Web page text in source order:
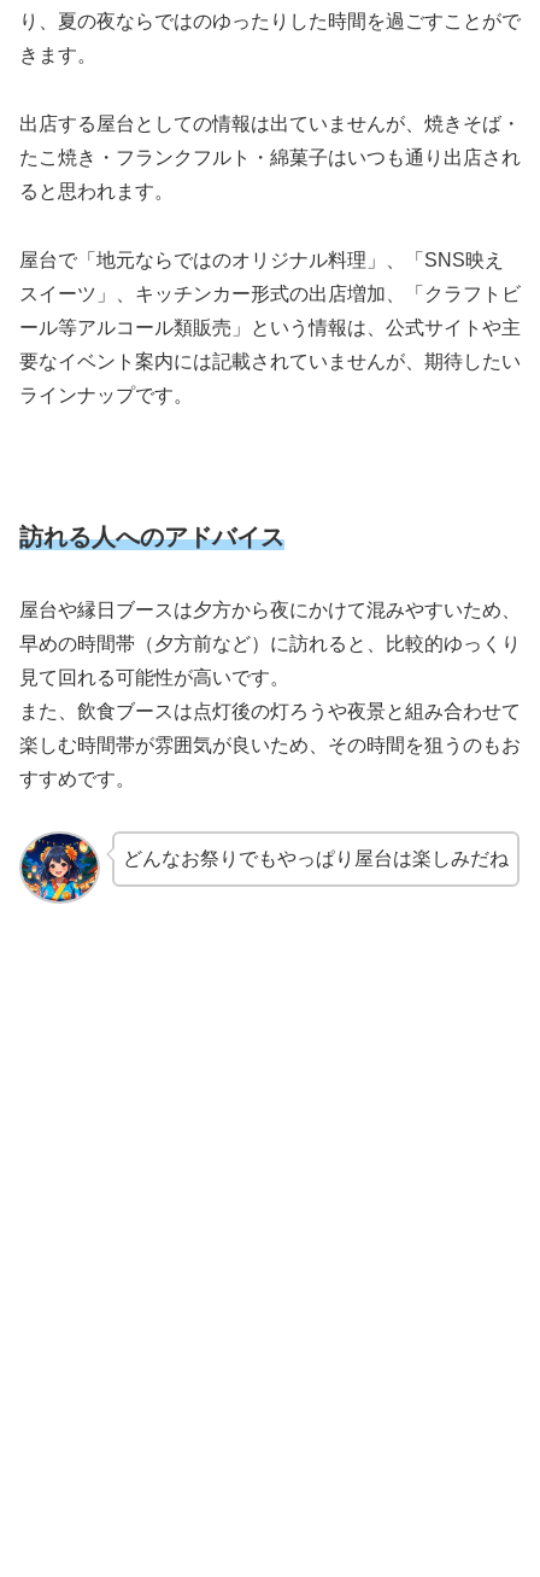
り、夏の夜ならではのゆったりした時間を過ごすことがで
きます。
出店する屋台としての情報は出ていませんが、焼きそば・
たこ焼き・フランクフルト・綿菓子はいつも通り出店され
ると思われます。
屋台で「地元ならではのオリジナル料理」、「SNS映え
スイーツ」、キッチンカー形式の出店増加、「クラフトビ
ール等アルコール類販売」という情報は、公式サイトや主
要なイベント案内には記載されていませんが、期待したい
ラインナップです。
訪れる人へのアドバイス
屋台や縁日ブースは夕方から夜にかけて混みやすいため、
早めの時間帯（夕方前など）に訪れると、比較的ゆっくり
見て回れる可能性が高いです。
また、飲食ブースは点灯後の灯ろうや夜景と組み合わせて
楽しむ時間帯が雰囲気が良いため、その時間を狙うのもお
すすめです。
どんなお祭りでもやっぱり屋台は楽しみだね